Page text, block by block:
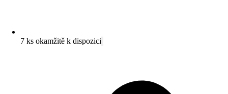
7 ks okamžitě k dispozici